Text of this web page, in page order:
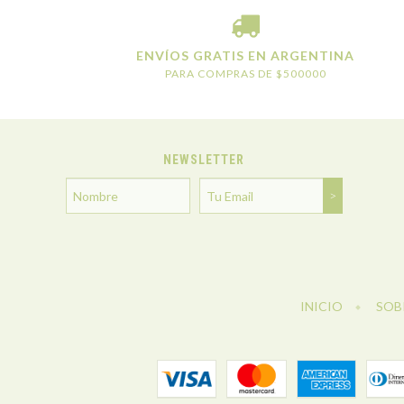
ENVÍOS GRATIS EN ARGENTINA
PARA COMPRAS DE $500000
NEWSLETTER
INICIO